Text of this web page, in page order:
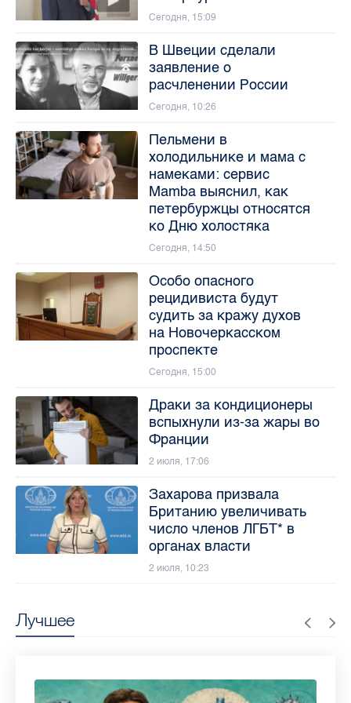
Лучшее
Сегодня, 15:09
В Швеции сделали
заявление о
расчленении России
Сегодня, 10:26
Пельмени в
холодильнике и мама с
намеками: сервис
Mamba выяснил, как
петербуржцы относятся
ко Дню холостяка
Сегодня, 14:50
Особо опасного
рецидивиста будут
судить за кражу духов
на Новочеркасском
проспекте
Сегодня, 15:00
Драки за кондиционеры
вспыхнули из-за жары во
Франции
2 июля, 17:06
Захарова призвала
Британию увеличивать
число членов ЛГБТ* в
органах власти
2 июля, 10:23